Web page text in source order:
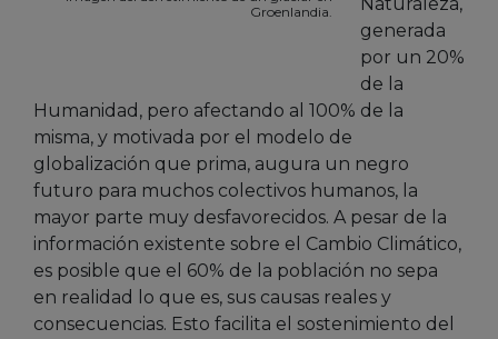
Groenlandia.
generada
por un 20%
de la
Humanidad, pero afectando al 100% de la
misma, y motivada por el modelo de
globalización que prima, augura un negro
futuro para muchos colectivos humanos, la
mayor parte muy desfavorecidos. A pesar de la
información existente sobre el Cambio Climático,
es posible que el 60% de la población no sepa
en realidad lo que es, sus causas reales y
consecuencias. Esto facilita el sostenimiento del